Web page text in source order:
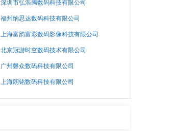
深圳市弘浩腾数码科技有限公司
福州纳思达数码科技有限公司
上海富韵富彩数码影像科技有限公司
北京冠游时空数码技术有限公司
广州磐众数码科技有限公司
上海朗铭数码科技有限公司